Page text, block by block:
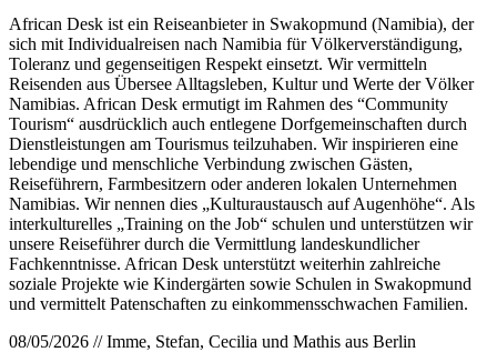
African Desk ist ein Reiseanbieter in Swakopmund (Namibia), der
sich mit Individualreisen nach Namibia für Völkerverständigung,
Toleranz und gegenseitigen Respekt einsetzt. Wir vermitteln
Reisenden aus Übersee Alltagsleben, Kultur und Werte der Völker
Namibias. African Desk ermutigt im Rahmen des “Community
Tourism“ ausdrücklich auch entlegene Dorfgemeinschaften durch
Dienstleistungen am Tourismus teilzuhaben. Wir inspirieren eine
lebendige und menschliche Verbindung zwischen Gästen,
Reiseführern, Farmbesitzern oder anderen lokalen Unternehmen
Namibias. Wir nennen dies „Kulturaustausch auf Augenhöhe“. Als
interkulturelles „Training on the Job“ schulen und unterstützen wir
unsere Reiseführer durch die Vermittlung landeskundlicher
Fachkenntnisse. African Desk unterstützt weiterhin zahlreiche
soziale Projekte wie Kindergärten sowie Schulen in Swakopmund
und vermittelt Patenschaften zu einkommensschwachen Familien.
08/05/2026 // Imme, Stefan, Cecilia und Mathis aus Berlin